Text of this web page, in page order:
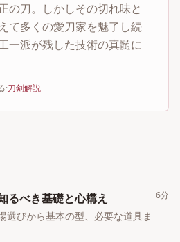
の刀。しかしその切れ味と
て多くの愛刀家を魅了し続
一派が残した技術の真髄に
·刀剣解説
るべき基礎と心構え
選びから基本の型、必要な道具ま
6分